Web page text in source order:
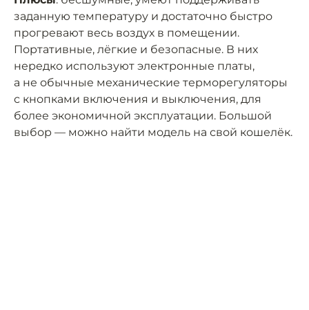
заданную температуру и достаточно быстро
прогревают весь воздух в помещении.
Портативные, лёгкие и безопасные. В них
нередко используют электронные платы,
а не обычные механические терморегуляторы
с кнопками включения и выключения, для
более экономичной эксплуатации. Большой
выбор — можно найти модель на свой кошелёк.